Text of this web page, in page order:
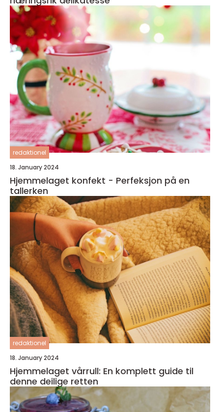
redaktionel
18. January 2024
Hjemmelaget konfekt - Perfeksjon på en
tallerken
redaktionel
18. January 2024
Hjemmelaget vårrull: En komplett guide til
denne deilige retten